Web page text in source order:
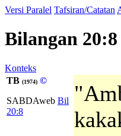
Versi Paralel Tafsiran/Catatan
Bilangan 20:8
Konteks
TB (1974) ©
SABDAweb Bil
20:8